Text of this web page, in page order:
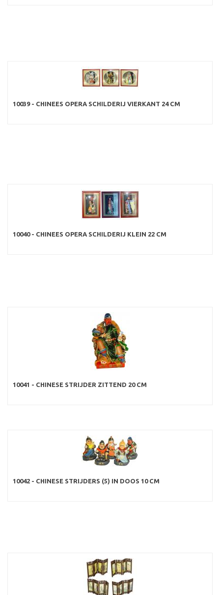
10039 - CHINEES OPERA SCHILDERIJ VIERKANT 24 CM
10040 - CHINEES OPERA SCHILDERIJ KLEIN 22 CM
10041 - CHINESE STRIJDER ZITTEND 20 CM
10042 - CHINESE STRIJDERS (5) IN DOOS 10 CM